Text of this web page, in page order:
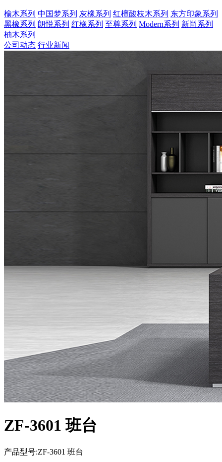
榆木系列 中国梦系列 灰橡系列 红檀酸枝木系列 东方印象系列
黑橡系列 朗悦系列 红橡系列 至尊系列 Modern系列 新尚系列
柚木系列
公司动态 行业新闻
ZF-3601 班台
产品型号:ZF-3601 班台